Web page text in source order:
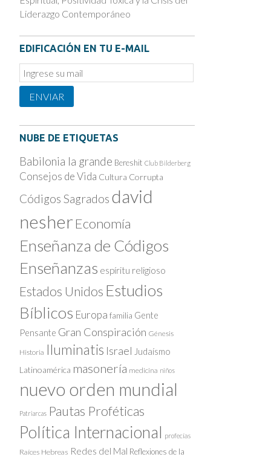
Liderazgo Contemporáneo
EDIFICACIÓN EN TU E-MAIL
Email
Subscription
ENVIAR
NUBE DE ETIQUETAS
Babilonia la grande Bereshit Club Bilderberg
Consejos de Vida Cultura Corrupta
Códigos Sagrados david
nesher Economía
Enseñanza de Códigos
Enseñanzas espíritu religioso
Estados Unidos Estudios
Bíblicos Europa familia Gente
Pensante Gran Conspiración Génesis
Historia Iluminatis Israel Judaísmo
Latinoamérica masonería medicina niños
nuevo orden mundial
Patriarcas Pautas Proféticas
Política Internacional profecías
Raíces Hebreas Redes del Mal Reflexiones de la